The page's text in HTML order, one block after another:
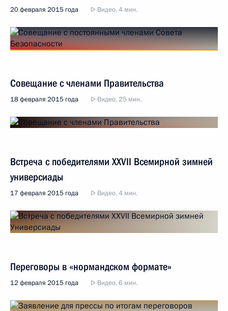
20 февраля 2015 года Видео, 4 мин.
Совещание с членами Правительства
18 февраля 2015 года Видео, 25 мин.
Встреча с победителями XXVII Всемирной зимней
универсиады
17 февраля 2015 года Видео, 4 мин.
Переговоры в «нормандском формате»
12 февраля 2015 года Видео, 6 мин.